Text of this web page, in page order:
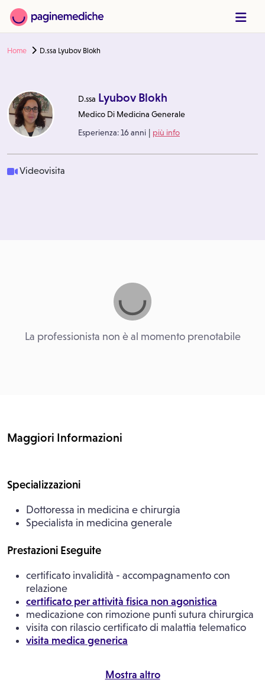
Home D.ssa Lyubov Blokh
D.ssa Lyubov Blokh
Medico Di Medicina Generale
Esperienza:16 anni | più info
Videovisita
La professionista non è al momento prenotabile
Maggiori Informazioni
Specializzazioni
Dottoressa in medicina e chirurgia
Specialista in medicina generale
Prestazioni Eseguite
certificato invalidità - accompagnamento con
relazione
certificato per attività fisica non agonistica
medicazione con rimozione punti sutura chirurgica
visita con rilascio certificato di malattia telematico
visita medica generica
Mostra altro